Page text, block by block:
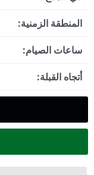
المنطقة الزمنية:
ساعات الصيام:
أتجاه القبلة: